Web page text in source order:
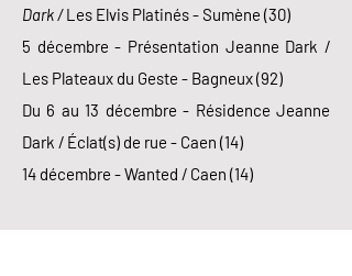
Dark /Les Elvis Platinés - Sumène (30)
5 décembre - Présentation Jeanne Dark /
Les Plateaux du Geste - Bagneux (92)
Du 6 au 13 décembre - Résidence Jeanne
Dark / Éclat(s) de rue - Caen (14)
14 décembre - Wanted / Caen (14)